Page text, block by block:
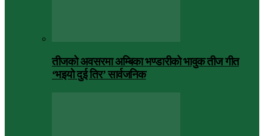
तीजको अवसरमा अम्बिका भण्डारीको भावुक तीज गीत
‘भइयो दुई तिर’ सार्वजनिक